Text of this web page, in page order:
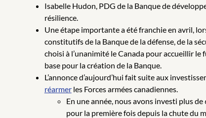
Isabelle Hudon, PDG de la Banque de
résilience.
Une étape importante a été franchie en avril,
constitutifs de la Banque de la défense, de la
choisi à l’unanimité le Canada pour accueillir le
base pour la création de la Banque.
L’annonce d’aujourd’hui fait suite aux
réarmerles Forces armées canadiennes.
En une année, nous avons investi plus
pour la première fois depuis la chute du